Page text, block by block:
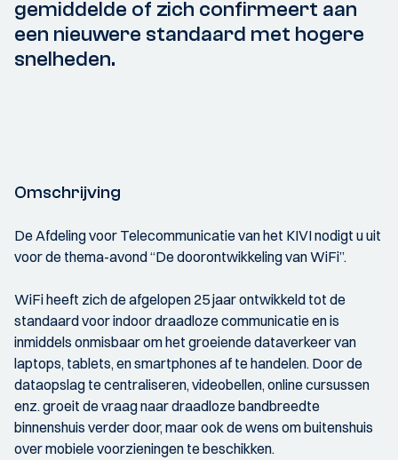
gemiddelde of zich confirmeert aan
een nieuwere standaard met hogere
snelheden.
Omschrijving
De Afdeling voor Telecommunicatie van het KIVI nodigt u uit
voor de thema-avond “De doorontwikkeling van WiFi”.
WiFi heeft zich de afgelopen 25 jaar ontwikkeld tot de
standaard voor indoor draadloze communicatie en is
inmiddels onmisbaar om het groeiende dataverkeer van
laptops, tablets, en smartphones af te handelen. Door de
dataopslag te centraliseren, videobellen, online cursussen
enz. groeit de vraag naar draadloze bandbreedte
binnenshuis verder door, maar ook de wens om buitenshuis
over mobiele voorzieningen te beschikken.